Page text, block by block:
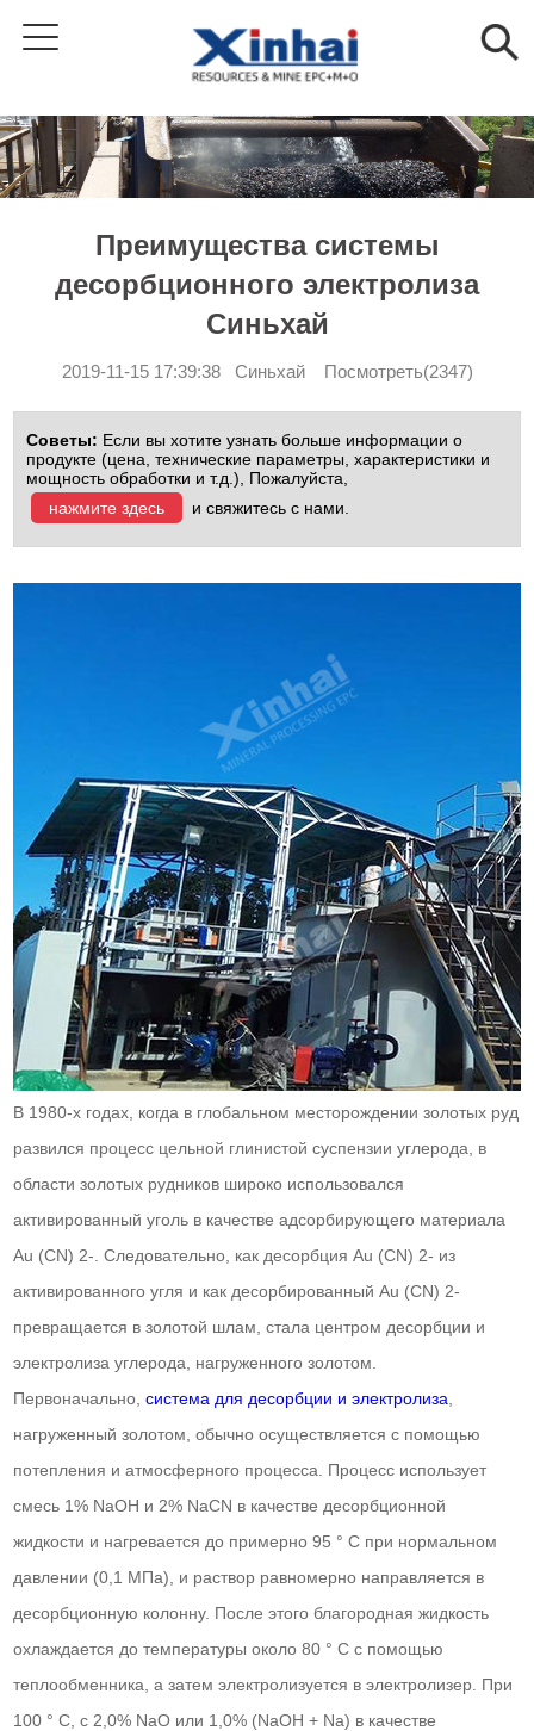
Преимущества системы
десорбционного электролиза
Синьхай
2019-11-15 17:39:38 Синьхай Посмотреть(2347)
Советы: Если вы хотите узнать больше информации о
продукте (цена, технические параметры, характеристики и
мощность обработки и т.д.), Пожалуйста,
нажмите здесь
и свяжитесь с нами.
В 1980-х годах, когда в глобальном месторождении золотых руд
развился процесс цельной глинистой суспензии углерода, в
области золотых рудников широко использовался
активированный уголь в качестве адсорбирующего материала
Au (CN) 2-. Следовательно, как десорбция Au (CN) 2- из
активированного угля и как десорбированный Au (CN) 2-
превращается в золотой шлам, стала центром десорбции и
электролиза углерода, нагруженного золотом.
Первоначально,система для десорбции и электролиза
нагруженный золотом, обычно осуществляется с помощью
потепления и атмосферного процесса. Процесс использует
смесь 1% NaOH и 2% NaCN в качестве десорбционной
жидкости и нагревается до примерно 95 ° C при нормальном
давлении (0,1 МПа), и раствор равномерно направляется в
десорбционную колонну. После этого благородная жидкость
охлаждается до температуры около 80 ° C с помощью
теплообменника, а затем электролизуется в электролизер. При
100 ° C, с 2,0% NaO или 1,0% (NaOH + Na) в качестве